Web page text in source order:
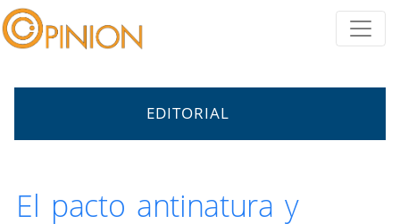
EDITORIAL
El pacto antinatura y